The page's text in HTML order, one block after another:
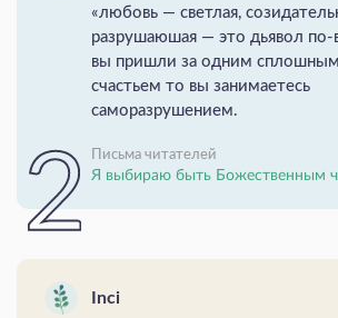
«любовь — светлая,
разрушаюшая — это дьявол
вы пришли за одним
счастьем то вы занимаетесь
саморазрушением.
Письма читателей
Я выбираю быть Божественным
Inci